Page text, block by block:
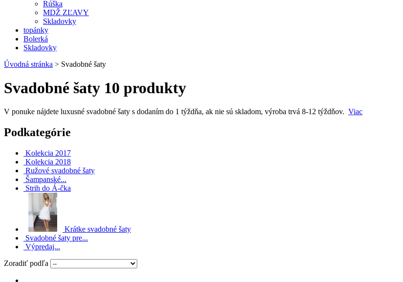
Rúška
MDŽ ZĽAVY
Skladovky
topánky
Bolerká
Skladovky
Úvodná stránka > Svadobné šaty
Svadobné šaty 10 produkty
V ponuke nájdete luxusné svadobné šaty s dodaním do 1 týždňa, ak nie sú skladom, výroba trvá 8-12 týždňov. Viac
Podkategórie
Kolekcia 2017
Kolekcia 2018
Ružové svadobné šaty
Šampanské...
Strih do Á-čka
Krátke svadobné šaty
Svadobné šaty pre...
Výpredaj...
Zoradiť podľa